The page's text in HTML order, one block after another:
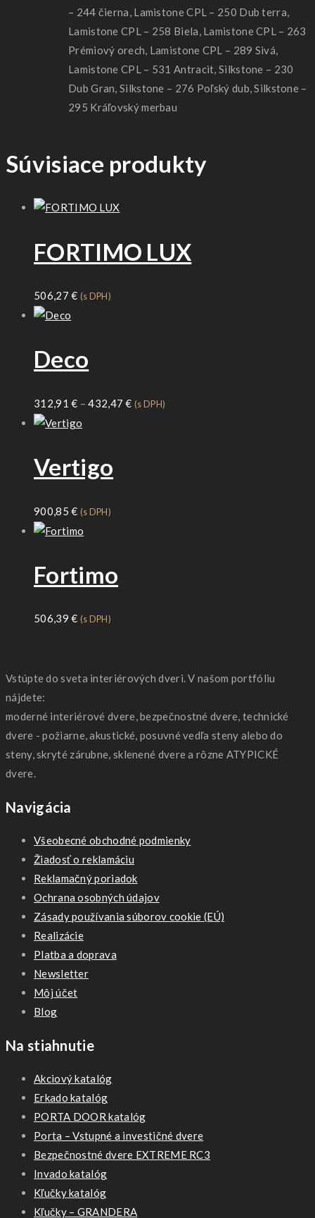
– 244 čierna, Lamistone CPL – 250 Dub terra,
Lamistone CPL – 258 Biela, Lamistone CPL – 263
Prémiový orech, Lamistone CPL – 289 Sivá,
Lamistone CPL – 531 Antracit, Silkstone – 230
Dub Gran, Silkstone – 276 Poľský dub, Silkstone –
295 Kráľovský merbau
Súvisiace produkty
FORTIMO LUX
506,27€ (s DPH)
Deco
312,91€ – 432,47€Price
(s DPH)
Vertigo
900,85€ (s DPH)
Fortimo
506,39€ (s DPH)
Vstúpte do sveta interiérových dveri. V našom portfóliu
nájdete:
moderné interiérové dvere, bezpečnostné dvere, technické
dvere - požiarne, akustické, posuvné vedľa steny alebo do
steny, skryté zárubne, sklenené dvere a rôzne ATYPICKÉ
dvere.
Navigácia
Všeobecné obchodné podmienky
Žiadosť o reklamáciu
Reklamačný poriadok
Ochrana osobných údajov
Zásady používania súborov cookie (EÚ)
Realizácie
Platba a doprava
Newsletter
Môj účet
Blog
Na stiahnutie
Akciový katalóg
Erkado katalóg
PORTA DOOR katalóg
Porta – Vstupné a investičné dvere
Bezpečnostné dvere EXTREME RC3
Invado katalóg
Kľučky katalóg
Kľučky – GRANDERA